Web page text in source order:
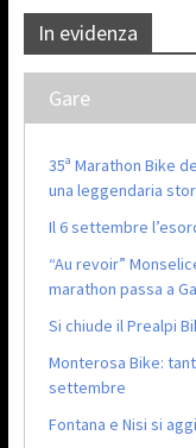
In evidenza
Gare
35ª Marathon Bike
una leggendaria
Il 6 settembre
“Au revoir”
marathon passa a
Si chiude il Prealpi
Monterosa Bike:
settembre
Fontana e Nisi si